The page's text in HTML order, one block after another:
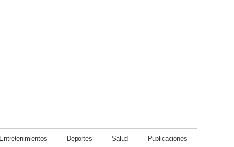
Entretenimientos Deportes Salud Publicaciones